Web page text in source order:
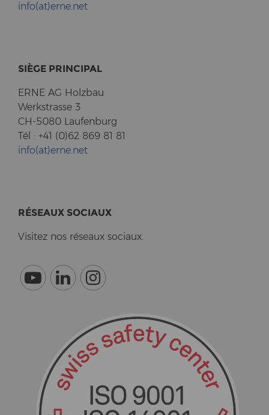
info(at)erne.net
SIÈGE PRIN­CI­PAL
ERNE AG Holz­bau
Werk­stras­se 3
CH-5080 Lau­fen­burg
Tél : +41 (0)62 869 81 81
info(at)erne.net
RÉSEAUX SO­CI­AUX
Vi­si­tez nos réseaux so­ci­aux.